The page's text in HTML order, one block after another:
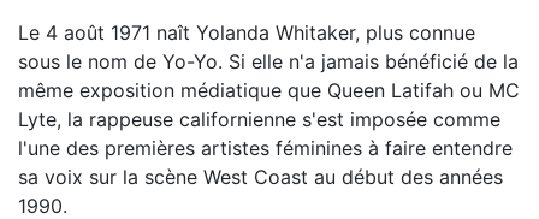
Le 4 août 1971 naît Yolanda Whitaker, plus connue
sous le nom de Yo-Yo. Si elle n'a jamais bénéficié de la
même exposition médiatique que Queen Latifah ou MC
Lyte, la rappeuse californienne s'est imposée comme
l'une des premières artistes féminines à faire entendre
sa voix sur la scène West Coast au début des années
1990.